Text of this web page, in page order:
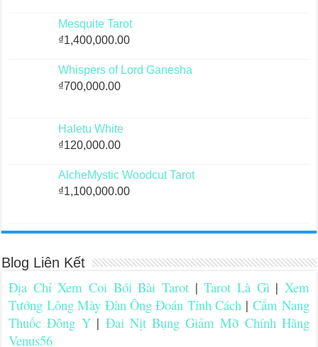
Mesquite Tarot
₫1,400,000.00
Whispers of Lord Ganesha
₫700,000.00
Haletu White
₫120,000.00
AlcheMystic Woodcut Tarot
₫1,100,000.00
Blog Liên Kết
Địa Chỉ Xem Coi Bói Bài Tarot |Tarot Là Gì| Xem
Tướng Lông Mày Đàn Ông Đoán Tính Cách |Cẩm Nang
Thuốc Đông Y| Đai Nịt Bụng Giảm Mỡ Chính Hãng
Venus56